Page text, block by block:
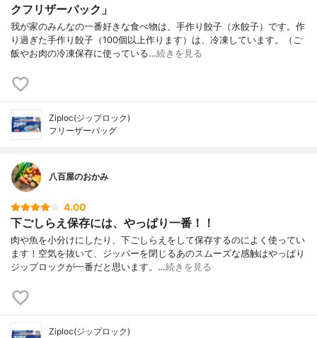
クフリザーパック」
我が家のみんなの一番好きな食べ物は、手作り餃子（水餃子）です。作
り過ぎた手作り餃子（100個以上作ります）は、冷凍しています。（ご
飯やお肉の冷凍保存に使っている…続きを見る
Ziploc(ジップロック)
フリーザーバッグ
八百屋のおかみ
4.00
下ごしらえ保存には、やっぱり一番！！
肉や魚を小分けにしたり、下ごしらえをして保存するのによく使ってい
ます！空気を抜いて、ジッパーを閉じるあのスムーズな感触はやっぱり
ジップロックが一番だと思います。…続きを見る
Ziploc(ジップロック)